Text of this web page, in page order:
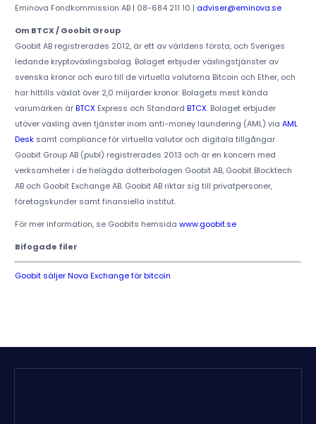
Eminova Fondkommission AB | 08-684 211 10 | adviser@eminova.se
Om BTCX / Goobit Group
Goobit AB registrerades 2012, är ett av världens första, och Sveriges
ledande kryptoväxlingsbolag. Bolaget erbjuder växlingstjänster av
svenska kronor och euro till de virtuella valutorna Bitcoin och Ether, och
har hittills växlat över 2,0 miljarder kronor. Bolagets mest kända
varumärken ärBTCXExpress och Standard BTCX. Bolaget erbjuder
utöver växling även tjänster inom anti-money laundering (AML) via AML
Desksamt compliance för virtuella valutor och digitala tillgångar.
Goobit Group AB (publ) registrerades 2013 och är en koncern med
verksamheter i de helägda dotterbolagen Goobit AB, Goobit Blocktech
AB och Goobit Exchange AB. Goobit AB riktar sig till privatpersoner,
företagskunder samt finansiella institut.
För mer information, se Goobits hemsida www.goobit.se
Bifogade filer
Goobit säljer Nova Exchange för bitcoin